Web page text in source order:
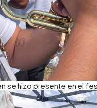
se hizo presente en el